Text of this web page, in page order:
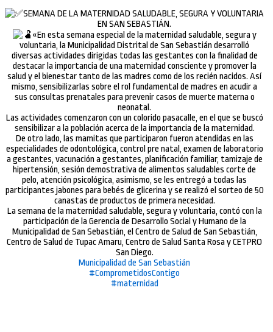
SEMANA DE LA MATERNIDAD SALUDABLE, SEGURA Y VOLUNTARIA
EN SAN SEBASTIÁN.
«En esta semana especial de la maternidad saludable, segura y
voluntaria, la Municipalidad Distrital de San Sebastián desarrolló
diversas actividades dirigidas todas las gestantes con la finalidad de
destacar la importancia de una maternidad consciente y promover la
salud y el bienestar tanto de las madres como de los recién nacidos. Así
mismo, sensibilizarlas sobre el rol fundamental de madres en acudir a
sus consultas prenatales para prevenir casos de muerte materna o
neonatal.
Las actividades comenzaron con un colorido pasacalle, en el que se buscó
sensibilizar a la población acerca de la importancia de la maternidad.
De otro lado, las mamitas que participaron fueron atendidas en las
especialidades de odontológica, control pre natal, examen de laboratorio
a gestantes, vacunación a gestantes, planificación familiar, tamizaje de
hipertensión, sesión demostrativa de alimentos saludables corte de
pelo, atención psicológica, asimismo, se les entregó a todas las
participantes jabones para bebés de glicerina y se realizó el sorteo de 50
canastas de productos de primera necesidad.
La semana de la maternidad saludable, segura y voluntaria, contó con la
participación de la Gerencia de Desarrollo Social y Humano de la
Municipalidad de San Sebastián, el Centro de Salud de San Sebastián,
Centro de Salud de Tupac Amaru, Centro de Salud Santa Rosa y CETPRO
San Diego.
Municipalidad de San Sebastián
#ComprometidosContigo
#maternidad